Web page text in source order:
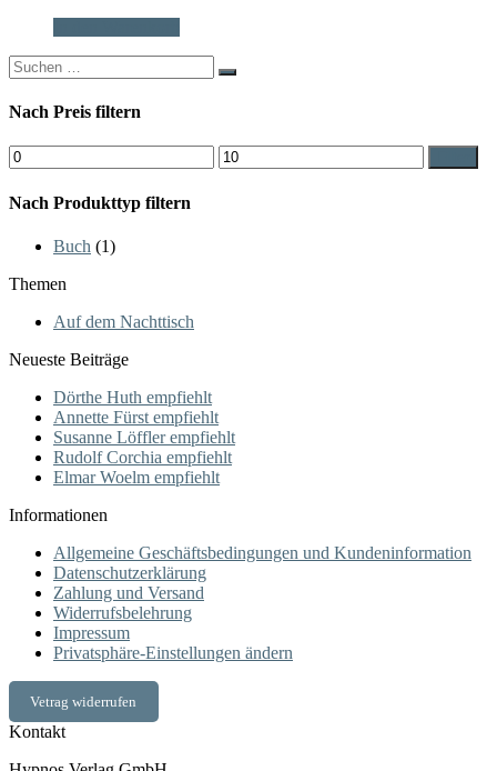
Search
for:
Nach Preis filtern
Min.
Preis
Max.
Preis
Nach Produkttyp filtern
Buch (1)
Themen
Auf dem Nachttisch
Neueste Beiträge
Dörthe Huth empfiehlt
Annette Fürst empfiehlt
Susanne Löffler empfiehlt
Rudolf Corchia empfiehlt
Elmar Woelm empfiehlt
Informationen
Allgemeine Geschäftsbedingungen und Kundeninformation
Datenschutzerklärung
Zahlung und Versand
Widerrufsbelehrung
Impressum
Privatsphäre-Einstellungen ändern
Vetrag widerrufen
Kontakt